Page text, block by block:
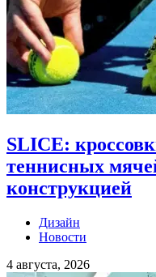
SLICE:
теннисных
конструкцией
Дизайн
Новости
4 августа, 2026